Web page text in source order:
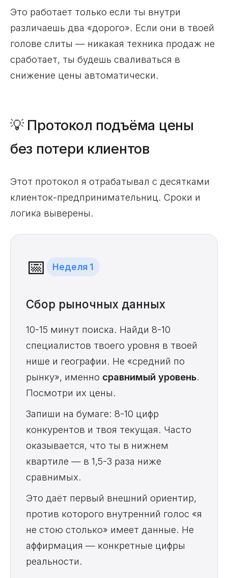
Это работает только если ты внутри
различаешь два «дорого». Если они в твоей
голове слиты — никакая техника продаж не
сработает, ты будешь сваливаться в
снижение цены автоматически.
💡 Протокол подъёма цены
без потери клиентов
Этот протокол я отрабатывал с десятками
клиенток-предпринимательниц. Сроки и
логика выверены.
📅 Неделя 1
Сбор рыночных данных
10-15 минут поиска. Найди 8-10
специалистов твоего уровня в твоей
нише и географии. Не «средний по
рынку», именно сравнимый уровень.
Посмотри их цены.
Запиши на бумаге: 8-10 цифр
конкурентов и твоя текущая. Часто
оказывается, что ты в нижнем
квартиле — в 1,5-3 раза ниже
сравнимых.
Это даёт первый внешний ориентир,
против которого внутренний голос «я
не стою столько» имеет данные. Не
аффирмация — конкретные цифры
реальности.